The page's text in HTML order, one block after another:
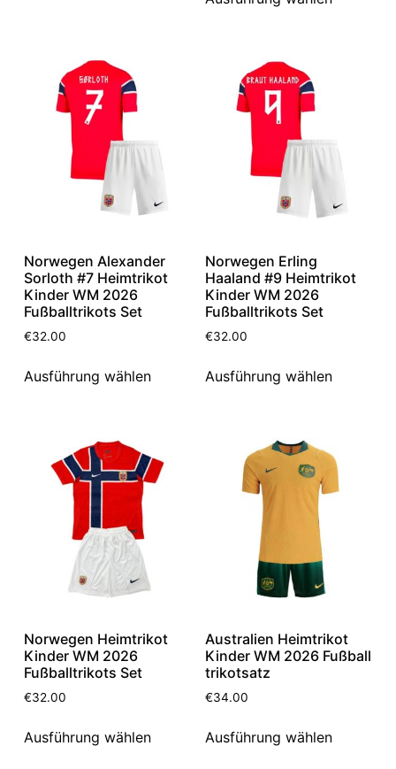
Norwegen Alexander
Sorloth #7 Heimtrikot
Kinder WM 2026
Fußballtrikots Set
€32.00
Ausführung wählen
Norwegen Erling
Haaland #9 Heimtrikot
Kinder WM 2026
Fußballtrikots Set
€32.00
Ausführung wählen
Norwegen Heimtrikot
Kinder WM 2026
Fußballtrikots Set
€32.00
Ausführung wählen
Australien Heimtrikot
Kinder WM 2026 Fußball
trikotsatz
€34.00
Ausführung wählen